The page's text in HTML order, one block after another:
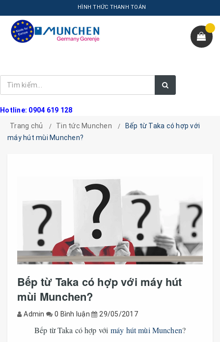
HÌNH THỨC THANH TOÁN
Hotline: 0904 619 128
Trang chủ
Tin tức Munchen
Bếp từ Taka có hợp với
máy hút mùi Munchen?
Bếp từ Taka có hợp với máy hút
mùi Munchen?
Admin 0 Bình luận 29/05/2017
Bếp từ Taka có hợp vớimáy hút mùi Munchen?